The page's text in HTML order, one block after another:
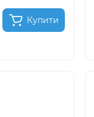
Купити